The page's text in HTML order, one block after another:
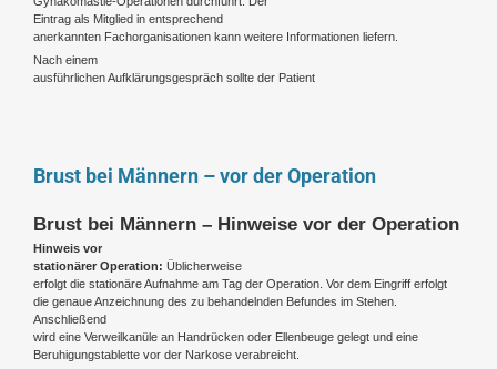
Eintrag als Mitglied in entsprechend
anerkannten Fachorganisationen kann weitere Informationen liefern.
Nach einem
ausführlichen Aufklärungsgespräch sollte der Patient
Brust bei Männern – vor der Operation
Brust bei Männern – Hinweise vor der Operation
Hinweis vor
stationärer Operation: Üblicherweise
erfolgt die stationäre Aufnahme am Tag der Operation. Vor dem Eingriff erfolgt
die genaue Anzeichnung des zu behandelnden Befundes im Stehen.
Anschließend
wird eine Verweilkanüle an Handrücken oder Ellenbeuge gelegt und eine
Beruhigungstablette vor der Narkose verabreicht.